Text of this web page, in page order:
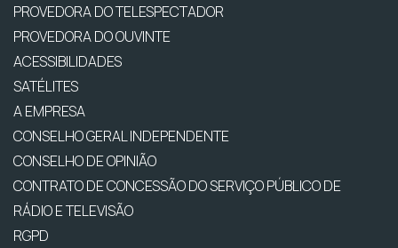
PROVEDORA DO TELESPECTADOR
PROVEDORA DO OUVINTE
ACESSIBILIDADES
SATÉLITES
A EMPRESA
CONSELHO GERAL INDEPENDENTE
CONSELHO DE OPINIÃO
CONTRATO DE CONCESSÃO DO SERVIÇO PÚBLICO DE
RÁDIO E TELEVISÃO
RGPD